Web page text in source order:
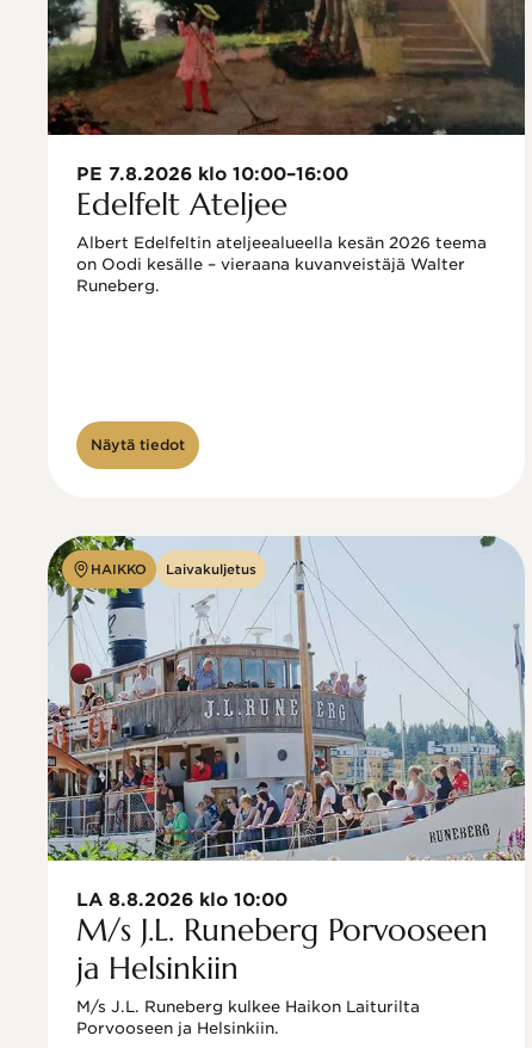
PE 7.8.2026 klo 10:00–16:00
Edelfelt Ateljee
Albert Edelfeltin ateljeealueella kesän 2026 teema
on Oodi kesälle – vieraana kuvanveistäjä Walter
Näytä tiedot
HAIKKO Laivakuljetus
LA 8.8.2026 klo 10:00
M/s J.L. Runeberg Porvooseen
ja Helsinkiin
M/s J.L. Runeberg kulkee Haikon Laiturilta
Porvooseen ja Helsinkiin.